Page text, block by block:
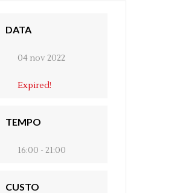
DATA
04 nov 2022
Expired!
TEMPO
16:00 - 21:00
CUSTO